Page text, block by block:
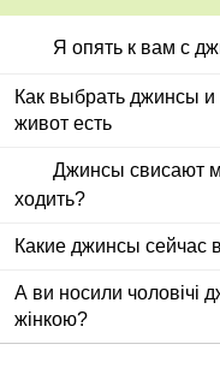
Я опять к вам с
Как выбрать джинсы и
живот есть
Джинсы свисают
ходить?
Какие джинсы сейчас
А ви носили чоловічі
жінкою?